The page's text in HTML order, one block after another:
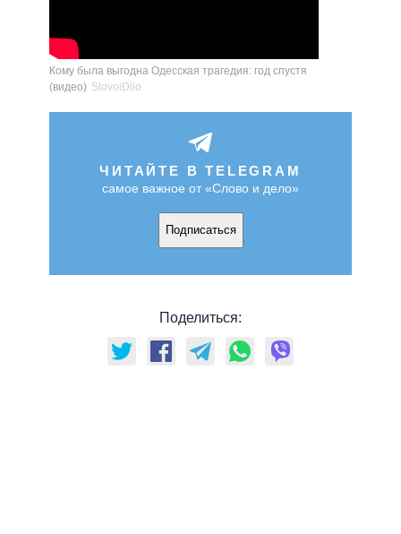
Кому была выгодна Одесская трагедия: год спустя
(видео) SlovoiDilo
ЧИТАЙТЕ В TELEGRAM
самое важное от «Слово и дело»
Подписаться
Поделиться: